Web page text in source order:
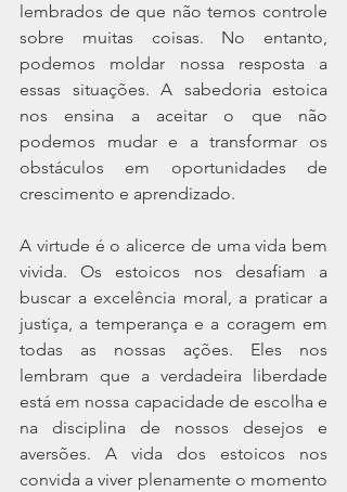
lembrados de que não temos controle
sobre muitas coisas. No entanto,
podemos moldar nossa resposta a
essas situações. A sabedoria estoica
nos ensina a aceitar o que não
podemos mudar e a transformar os
obstáculos em oportunidades de
crescimento e aprendizado.
A virtude é o alicerce de uma vida bem
vivida. Os estoicos nos desafiam a
buscar a excelência moral, a praticar a
justiça, a temperança e a coragem em
todas as nossas ações. Eles nos
lembram que a verdadeira liberdade
está em nossa capacidade de escolha e
na disciplina de nossos desejos e
aversões. A vida dos estoicos nos
convida a viver plenamente o momento